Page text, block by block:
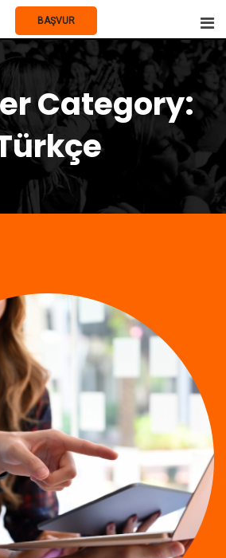
BAŞVUR
Category: